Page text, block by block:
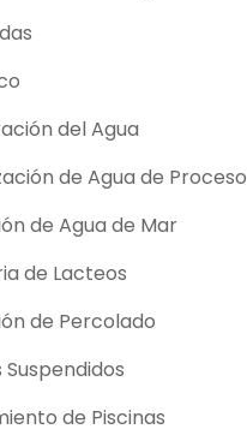
del Agua
de Agua de Proceso
de Agua de Mar
de Lacteos
de Percolado
Suspendidos
de Piscinas